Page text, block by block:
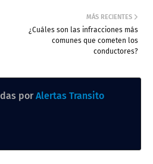
MÁS RECIENTES
¿Cuáles son las infracciones más
comunes que cometen los
conductores?
por Alertas Transito